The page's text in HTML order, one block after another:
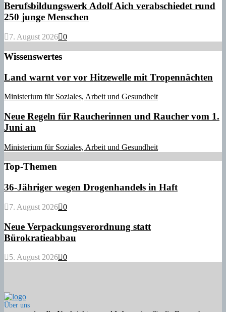
Berufsbildungswerk Adolf Aich verabschiedet rund
250 junge Menschen
7. August 2026 0
Wissenswertes
Land warnt vor vor Hitzewelle mit Tropennächten
Ministerium für Soziales, Arbeit und Gesundheit
Neue Regeln für Raucherinnen und Raucher vom 1.
Juni an
Ministerium für Soziales, Arbeit und Gesundheit
Top-Themen
36-Jähriger wegen Drogenhandels in Haft
7. August 2026 0
Neue Verpackungsverordnung statt
Bürokratieabbau
5. August 2026 0
Über uns